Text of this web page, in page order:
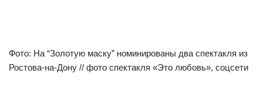
Фото: На “Золотую маску” номинированы два спектакля из
Ростова-на-Дону // фото спектакля «Это любовь», соцсети